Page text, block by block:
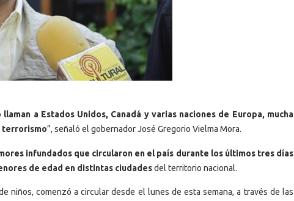
a Estados Unidos, Canadá y varias naciones de Europa, mucha
terrorismo”, señaló el gobernador José Gregorio Vielma Mora.
infundados que circularon en el país durante los últimos tres días
de edad en distintas ciudadesdel territorio nacional.
niños, comenzó a circular desde el lunes de esta semana, a través de las